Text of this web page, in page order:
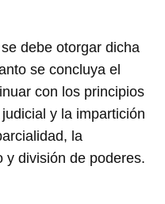
debe otorgar dicha
se concluya el
con los principios
y la impartición
la
y división de poderes.